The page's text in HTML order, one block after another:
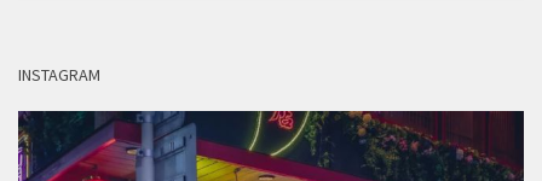
INSTAGRAM